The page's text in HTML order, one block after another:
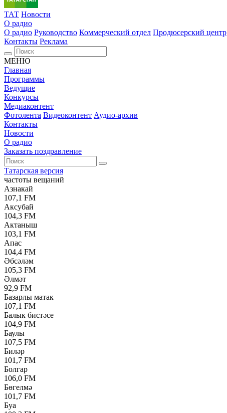
ТАТ Новости
О радио
О радио Руководство Коммерческий отдел Продюсерский центр
Контакты Реклама
МЕНЮ
Главная
Программы
Ведущие
Конкурсы
Медиаконтент
Фотолента Видеоконтент Аудио-архив
Контакты
Новости
О радио
Заказать поздравление
Татарская версия
частоты вещаний
Азнакай
107,1 FM
Аксубай
104,3 FM
Актаныш
103,1 FM
Апас
104,4 FM
Әбсәләм
105,3 FM
Әлмәт
92,9 FM
Базарлы матак
107,1 FM
Балык бистәсе
104,9 FM
Баулы
107,5 FM
Биләр
101,7 FM
Болгар
106,0 FM
Бөгелмә
101,7 FM
Буа